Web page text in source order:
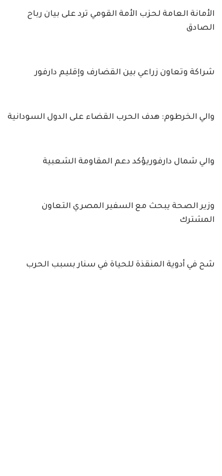
الأمانة العامة لحزب الأمة القومي ترد على بيان رباح
الصادق
شراكة وتعاون زراعي بين القضارف وإقليم دارفور
والي الخرطوم: هدف الحرب القضاء على الدول السودانية
والي شمال دارفوريؤكد دعم المقاومة الشعبية
وزير الصحة يبحث مع السفير المصري التعاون
المشترك
شح في أدوية المنقذة للحياة في سنار بسبب الحرب